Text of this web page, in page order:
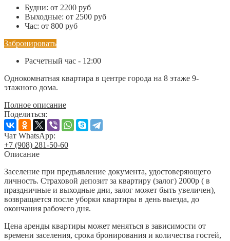
Будни: от 2200 руб
Выходные: от 2500 руб
Час: от 800 руб
Забронировать
Расчетный час - 12:00
Однокомнатная квартира в центре города на 8 этаже 9-
этажного дома.
Полное описание
Поделиться:
Чат WhatsApp:
+7 (908) 281-50-60
Описание
Заселение при предъявление документа, удостоверяющего
личность. Страховой депозит за квартиру (залог) 2000р ( в
праздничные и выходные дни, залог может быть увеличен),
возвращается после уборки квартиры в день выезда, до
окончания рабочего дня.
Цена аренды квартиры может меняться в зависимости от
времени заселения, срока бронирования и количества гостей,